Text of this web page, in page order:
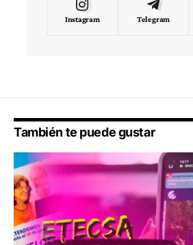
Instagram Telegram
También te puede gustar